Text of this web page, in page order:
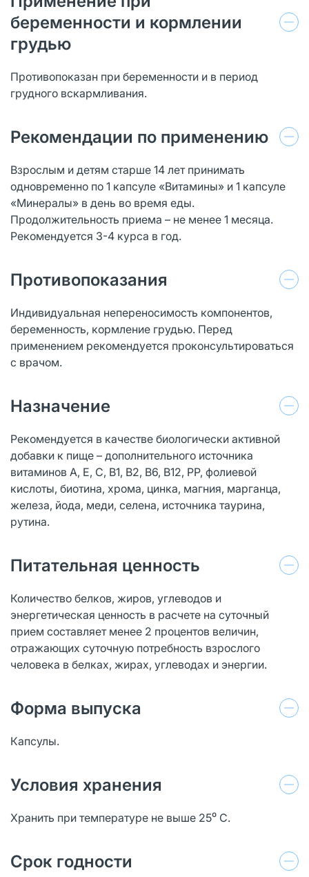
беременности и кормлении
грудью
Противопоказан при беременности и в период
грудного вскармливания.
Рекомендации по применению
Взрослым и детям старше 14 лет принимать
одновременно по 1 капсуле «Витамины» и 1 капсуле
«Минералы» в день во время еды.
Продолжительность приема – не менее 1 месяца.
Рекомендуется 3-4 курса в год.
Противопоказания
Индивидуальная непереносимость компонентов,
беременность, кормление грудью. Перед
применением рекомендуется проконсультироваться
с врачом.
Назначение
Рекомендуется в качестве биологически активной
добавки к пище – дополнительного источника
витаминов A, E, C, B1, B2, B6, B12, PP, фолиевой
кислоты, биотина, хрома, цинка, магния, марганца,
железа, йода, меди, селена, источника таурина,
рутина.
Питательная ценность
Количество белков, жиров, углеводов и
энергетическая ценность в расчете на суточный
прием составляет менее 2 процентов величин,
отражающих суточную потребность взрослого
человека в белках, жирах, углеводах и энергии.
Форма выпуска
Капсулы.
Условия хранения
Хранить при температуре не выше 25⁰ С.
Срок годности